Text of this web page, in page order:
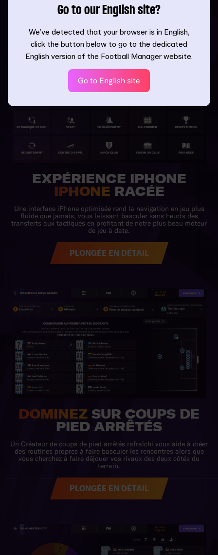
PLONGÉE EN DÉTAIL
PLONGÉE EN DÉTAIL
PLONGÉE EN DÉTAIL
Go to our English site?
We’ve detected that your browser is in English,
click the button below to go to the dedicated
English version of the Football Manager website.
Go to English site